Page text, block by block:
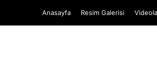
Anasayfa Resim Galerisi